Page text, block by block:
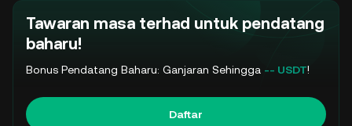
Tawaran masa terhad untuk pendatang
baharu!
Bonus Pendatang Baharu: Ganjaran Sehingga -- USDT!
Daftar